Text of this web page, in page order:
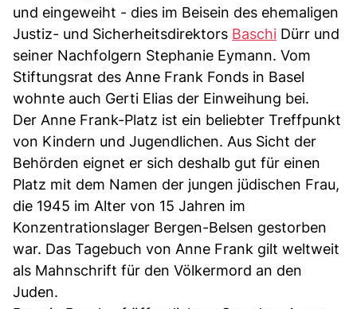
und eingeweiht - dies im Beisein des ehemaligen
Justiz- und Sicherheitsdirektors Baschi Dürr und
seiner Nachfolgern Stephanie Eymann. Vom
Stiftungsrat des Anne Frank Fonds in Basel
wohnte auch Gerti Elias der Einweihung bei.
Der Anne Frank-Platz ist ein beliebter Treffpunkt
von Kindern und Jugendlichen. Aus Sicht der
Behörden eignet er sich deshalb gut für einen
Platz mit dem Namen der jungen jüdischen Frau,
die 1945 im Alter von 15 Jahren im
Konzentrationslager Bergen-Belsen gestorben
war. Das Tagebuch von Anne Frank gilt weltweit
als Mahnschrift für den Völkermord an den
Juden.